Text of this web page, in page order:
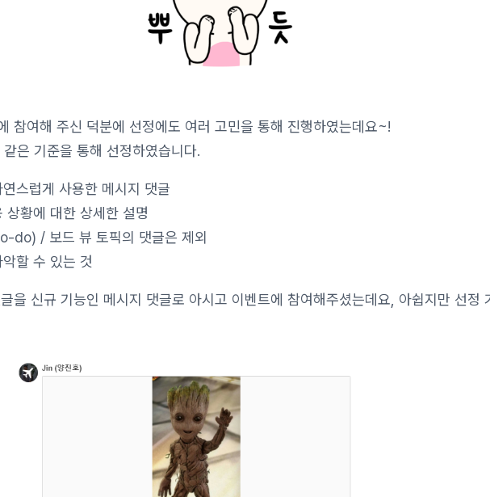
참여해 주신 덕분에 선정에도 여러 고민을 통해 진행하였는데요~!
은 기준을 통해 선정하였습니다.
스럽게 사용한 메시지 댓글
상황에 대한 상세한 설명
do) / 보드 뷰 토픽의 댓글은 제외
할 수 있는 것
을 신규 기능인 메시지 댓글로 아시고 이벤트에 참여해주셨는데요, 아쉽지만 선정